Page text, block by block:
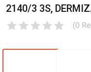
2140/3 3S,
(0